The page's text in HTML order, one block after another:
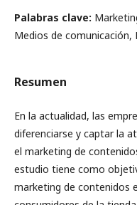
Palabras clave:
Medios de comunicación,
Resumen
En la actualidad, las
diferenciarse y captar la
el marketing de
estudio tiene como
marketing de contenidos